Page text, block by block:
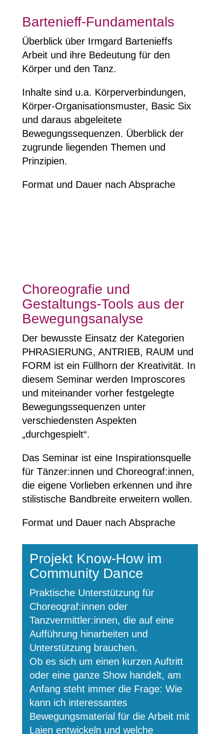
Bartenieff-Fundamentals
Überblick über Irmgard Bartenieffs
Arbeit und ihre Bedeutung für den
Körper und den Tanz.
Inhalte sind u.a. Körperverbindungen,
Körper-Organisationsmuster, Basic Six
und daraus abgeleitete
Bewegungssequenzen. Überblick der
zugrunde liegenden Themen und
Prinzipien.
Format und Dauer nach Absprache
Choreografie und
Gestaltungs-Tools aus der
Bewegungsanalyse
Der bewusste Einsatz der Kategorien
PHRASIERUNG, ANTRIEB, RAUM und
FORM ist ein Füllhorn der Kreativität. In
diesem Seminar werden Improscores
und miteinander vorher festgelegte
Bewegungssequenzen unter
verschiedensten Aspekten
„durchgespielt“.
Das Seminar ist eine Inspirationsquelle
für Tänzer:innen und Choreograf:innen,
die eigene Vorlieben erkennen und ihre
stilistische Bandbreite erweitern wollen.
Format und Dauer nach Absprache
Projekt Know-How im
Community Dance
Praktische Unterstützung für
Choreograf:innen oder
Tanzvermittler:innen, die auf eine
Aufführung hinarbeiten und
Unterstützung brauchen.
Ob es sich um einen kurzen Auftritt
oder eine ganze Show handelt, am
Anfang steht immer die Frage: Wie
kann ich interessantes
Bewegungsmaterial für die Arbeit mit
Laien entwickeln und welche